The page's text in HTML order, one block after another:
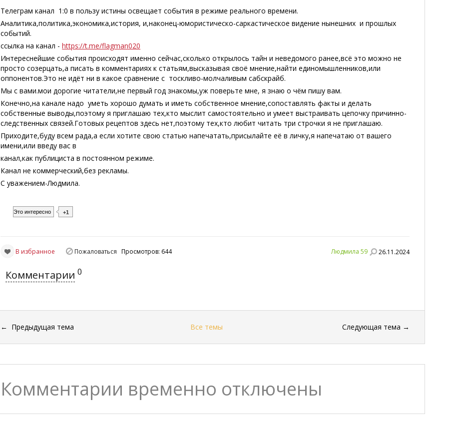
Телеграм канал 1:0 в пользу истины освещает события в режиме реального времени.
Аналитика,политика,экономика,история, и,наконец-юмористическо-саркастическое видение нынешних и прошлых
событий.
ссылка на канал -https://t.me/flagman020
Интереснейшие события происходят именно сейчас,сколько открылось тайн и неведомого ранее,всё это можно не
просто созерцать,а писать в комментариях к статьям,высказывая своё мнение,найти единомышленников,или
оппонентов.Это не идёт ни в какое сравнение с тоскливо-молчаливым сабскрайб.
Мы с вами.мои дорогие читатели,не первый год знакомы,уж поверьте мне, я знаю о чём пишу вам.
Конечно,на канале надо уметь хорошо думать и иметь собственное мнение,сопоставлять факты и делать
собственные выводы,поэтому я приглашаю тех,кто мыслит самостоятельно и умеет выстраивать цепочку причинно-
следственных связей.Готовых рецептов здесь нет,поэтому тех,кто любит читать три строчки я не приглашаю.
Приходите,буду всем рада,а если хотите свою статью напечатать,присылайте её в личку,я напечатаю от вашего
имени,или введу вас в
канал,как публициста в постоянном режиме.
Канал не коммерческий,без рекламы.
С уважением-Людмила.
Это интересно +1
Людмила 59 26.11.2024
В избранное Пожаловаться Просмотров: 644
Комментарии 0
← Предыдущая тема Все темы Следующая тема →
Комментарии временно отключены